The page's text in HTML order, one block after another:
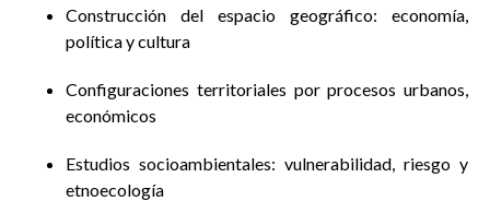
Construcción del espacio geográfico: economía,
política y cultura
Configuraciones territoriales por procesos urbanos,
económicos
Estudios socioambientales: vulnerabilidad, riesgo y
etnoecología